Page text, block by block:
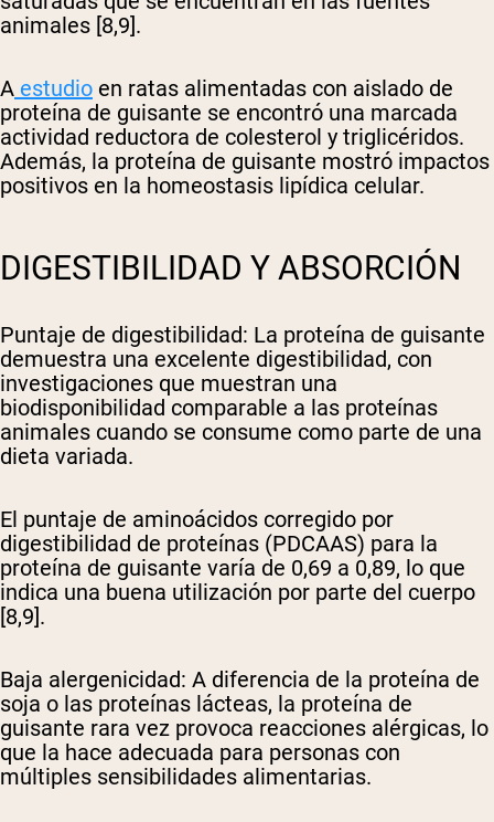
animales [8,9].
A estudio en ratas alimentadas con aislado de
proteína de guisante se encontró una marcada
actividad reductora de colesterol y triglicéridos.
Además, la proteína de guisante mostró impactos
positivos en la homeostasis lipídica celular.
DIGESTIBILIDAD Y ABSORCIÓN
Puntaje de digestibilidad: La proteína de guisante
demuestra una excelente digestibilidad, con
investigaciones que muestran una
biodisponibilidad comparable a las proteínas
animales cuando se consume como parte de una
dieta variada.
El puntaje de aminoácidos corregido por
digestibilidad de proteínas (PDCAAS) para la
proteína de guisante varía de 0,69 a 0,89, lo que
indica una buena utilización por parte del cuerpo
[8,9].
Baja alergenicidad: A diferencia de la proteína de
soja o las proteínas lácteas, la proteína de
guisante rara vez provoca reacciones alérgicas, lo
que la hace adecuada para personas con
múltiples sensibilidades alimentarias.